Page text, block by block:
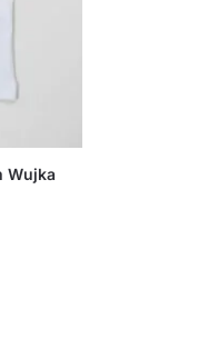
Wujka